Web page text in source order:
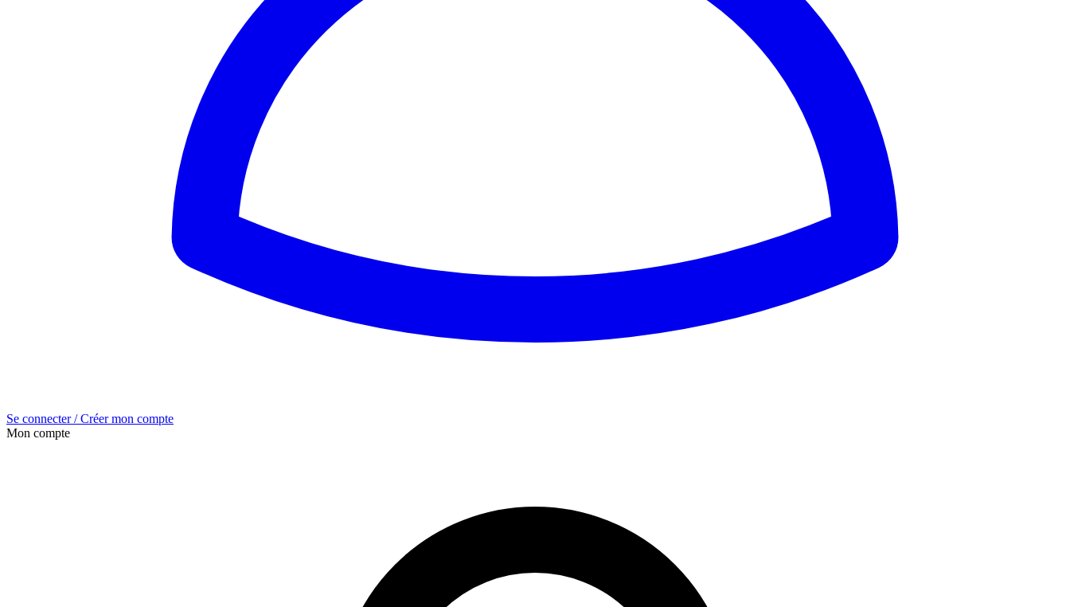
Se connecter / Créer mon compte
Mon compte